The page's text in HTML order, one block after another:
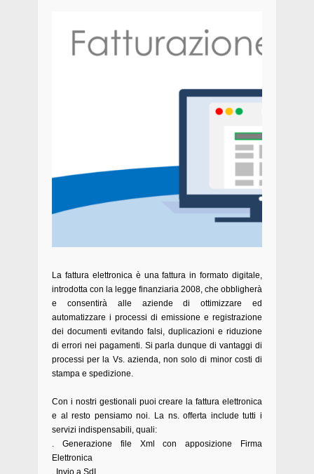
La fattura elettronica è una fattura in formato digitale,
introdotta con la legge finanziaria 2008, che obbligherà
e consentirà alle aziende di ottimizzare ed
automatizzare i processi di emissione e registrazione
dei documenti evitando falsi, duplicazioni e riduzione
di errori nei pagamenti. Si parla dunque di vantaggi di
processi per la Vs. azienda, non solo di minor costi di
stampa e spedizione.
Con i nostri gestionali puoi creare la fattura elettronica
e al resto pensiamo noi. La ns. offerta include tutti i
servizi indispensabili, quali:
. Generazione file Xml con apposizione Firma
Elettronica
. Invio a SdI